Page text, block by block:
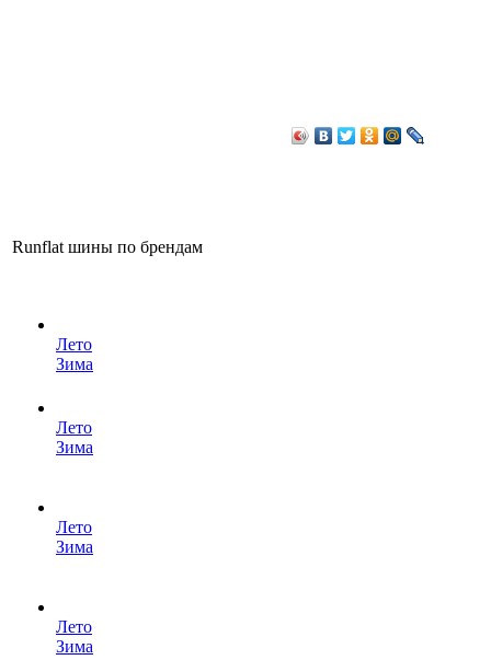
Runflat шины по брендам
Лето
Зима
Лето
Зима
Лето
Зима
Лето
Зима